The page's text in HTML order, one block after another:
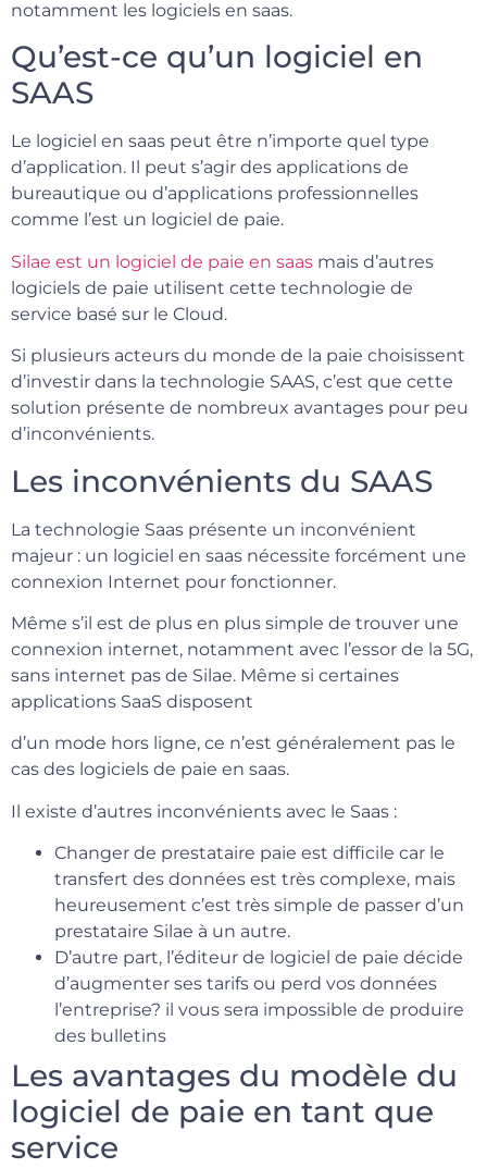
notamment les logiciels en saas.
Qu’est-ce qu’un logiciel en
SAAS
Le logiciel en saas peut être n’importe quel type
d’application. Il peut s’agir des applications de
bureautique ou d’applications professionnelles
comme l’est un logiciel de paie.
Silae est un logiciel de paie en saas mais d’autres
logiciels de paie utilisent cette technologie de
service basé sur le Cloud.
Si plusieurs acteurs du monde de la paie choisissent
d’investir dans la technologie SAAS, c’est que cette
solution présente de nombreux avantages pour peu
d’inconvénients.
Les inconvénients du SAAS
La technologie Saas présente un inconvénient
majeur : un logiciel en saas nécessite forcément une
connexion Internet pour fonctionner.
Même s’il est de plus en plus simple de trouver une
connexion internet, notamment avec l’essor de la 5G,
sans internet pas de Silae. Même si certaines
applications SaaS disposent
d’un mode hors ligne, ce n’est généralement pas le
cas des logiciels de paie en saas.
Il existe d’autres inconvénients avec le Saas :
Changer de prestataire paie est difficile car le
transfert des données est très complexe, mais
heureusement c’est très simple de passer d’un
prestataire Silae à un autre.
D’autre part, l’éditeur de logiciel de paie décide
d’augmenter ses tarifs ou perd vos données
l’entreprise? il vous sera impossible de produire
des bulletins
Les avantages du modèle du
logiciel de paie en tant que
service